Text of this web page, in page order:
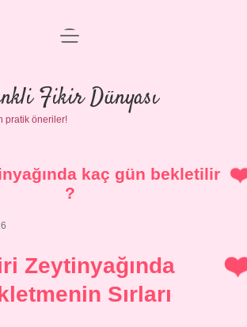
Anasayfa
Gizlilik Politikası
Yasal Uyarı
menüyü
Fikir Dünyası
pratik öneriler!
kaç gün bekletilir
?
Zeytinyağında
Sırları